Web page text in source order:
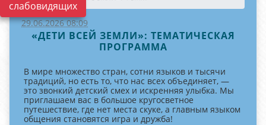
слабовидящих
29.06.2026 08:09
«ДЕТИ ВСЕЙ ЗЕМЛИ»: ТЕМАТИЧЕСКАЯ
ПРОГРАММА
В мире множество стран, сотни языков и тысячи
традиций, но есть то, что нас всех объединяет, —
это звонкий детский смех и искренняя улыбка. Мы
приглашаем вас в большое кругосветное
путешествие, где нет места скуке, а главным языком
общения становятся игра и дружба!